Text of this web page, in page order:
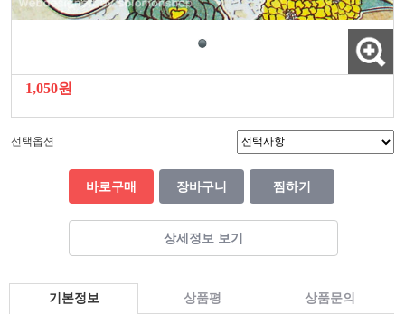
1,050원
선택옵션
바로구매 장바구니 찜하기
상세정보 보기
기본정보 상품평 상품문의